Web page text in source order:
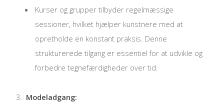
Kurser og grupper tilbyder regelmæssige
sessioner, hvilket hjælper kunstnere med at
opretholde en konstant praksis. Denne
strukturerede tilgang er essentiel for at udvikle og
forbedre tegnefærdigheder over tid.
Modeladgang: